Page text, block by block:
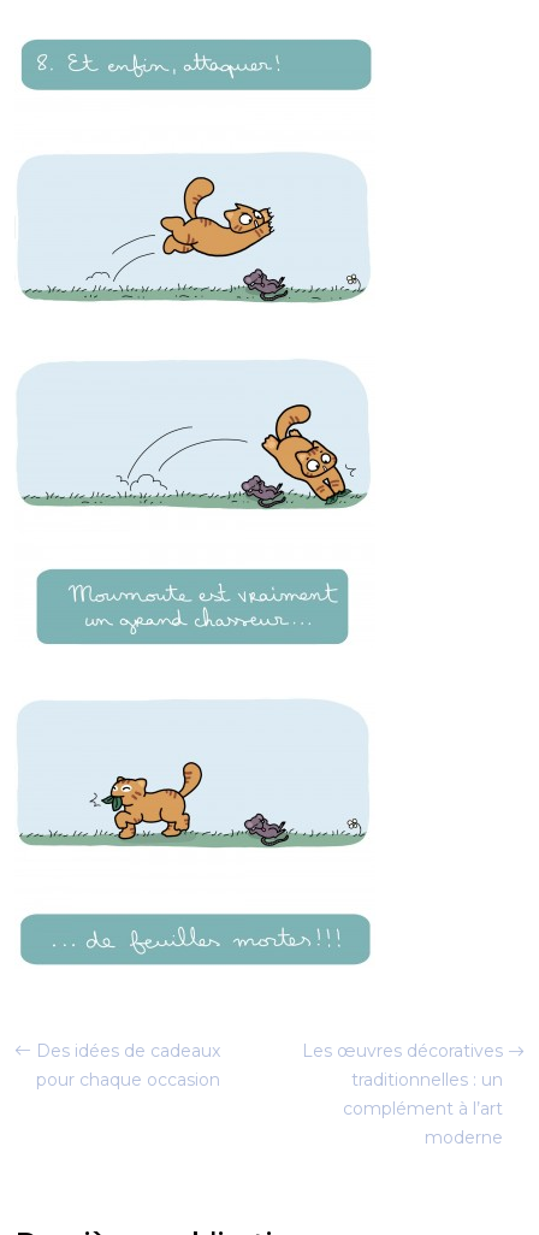
Des idées de cadeaux
pour chaque occasion
Les œuvres décoratives
traditionnelles : un
complément à l’art
moderne